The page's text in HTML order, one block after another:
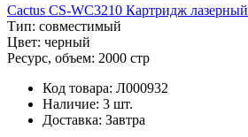
Cactus CS-WC3210 Картридж лазерный
Тип: совместимый
Цвет: черный
Ресурс, объем: 2000 стр
Код товара: Л000932
Наличие: 3 шт.
Доставка: Завтра